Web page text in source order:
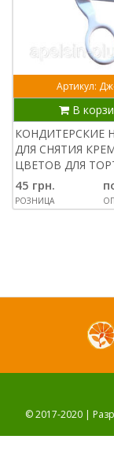
Артикул:
В
КОНДИТЕРСКИЕ
ДЛЯ СНЯТИЯ
ЦВЕТОВ ДЛЯ
45 грн.
РОЗНИЦА
© 2017-2020 |